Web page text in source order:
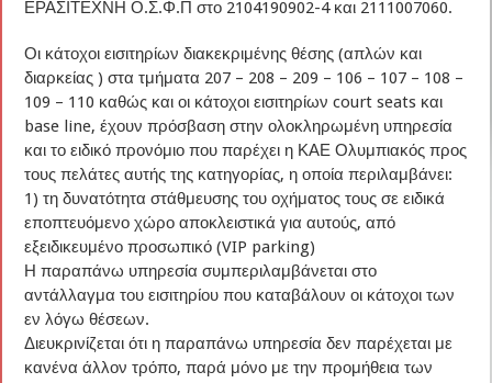
ΕΡΑΣΙΤΕΧΝΗ Ο.Σ.Φ.Π στο 2104190902-4 και 2111007060.
Οι κάτοχοι εισιτηρίων διακεκριμένης θέσης (απλών και
διαρκείας ) στα τμήματα 207 – 208 – 209 – 106 – 107 – 108 –
109 – 110 καθώς και οι κάτοχοι εισιτηρίων court seats και
base line, έχουν πρόσβαση στην ολοκληρωμένη υπηρεσία
και το ειδικό προνόμιο που παρέχει η ΚΑΕ Ολυμπιακός προς
τους πελάτες αυτής της κατηγορίας, η οποία περιλαμβάνει:
1) τη δυνατότητα στάθμευσης του οχήματος τους σε ειδικά
εποπτευόμενο χώρο αποκλειστικά για αυτούς, από
εξειδικευμένο προσωπικό (VIP parking)
Η παραπάνω υπηρεσία συμπεριλαμβάνεται στο
αντάλλαγμα του εισιτηρίου που καταβάλουν οι κάτοχοι των
εν λόγω θέσεων.
Διευκρινίζεται ότι η παραπάνω υπηρεσία δεν παρέχεται με
κανένα άλλον τρόπο, παρά μόνο με την προμήθεια των